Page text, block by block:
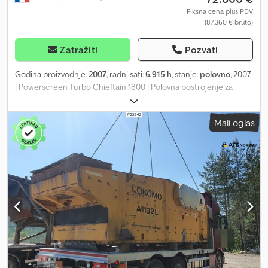
Fiksna cena plus PDV
(87.360 € bruto)
Zatražiti Pozvati
Godina proizvodnje:2007, radni sati:6.915 h, stanje: polovno, 2007
| Powerscreen Turbo Chieftain 1800 | Polovna postrojenje za
separaciju | 6915 radnih sati 📍Lokacija: Francuska 🚛 Dostava
dostupna na vašu lokaciju – Koristite naš kalkulator transporta za
procenu troškova! 💰 Kupi odmah za 72.800 EUR ili pošaljite
ponudu. Plaćanje prilikom isporuke dostupno uz pristupačnu
nadoknadu (podložno odobrenju)* 👷‍♂️ Pregledao nezavisni
ekspert 77 inspekcijskih tačaka, 51 odobreno ✅ 8 manjih
nedostataka ℹ️ 0 kritičnih grešaka ⚠️ 📌 Komentar inspektora:
Dobar opšti i radni stanje. Novi motor ugrađen 2025. godine. Za
potrebe transporta, poklopci vibro-elemenata su skinuti.
Csdpfxey U Nwzj Abzjrf 📄 Želite pregled kompletnog izveštaja,
dodatne slike ili video snimak? Savet: Referenca "40853 Equippo"
se često koristi pri pretrazi više detalja na internetu. 💡 Zašto
izdvajamo ovu mašinu i naše usluge: ✔ Temeljna inspekcija od
strane profesionalaca ✔ Dostava direktno na gradilište dostupna
Mali oglas